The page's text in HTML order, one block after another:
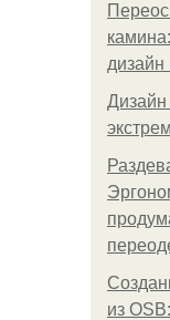
дизайн
Дизайн
из